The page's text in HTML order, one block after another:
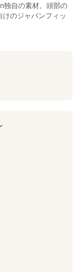
独自の素材。頭部の
のジャパンフィッ